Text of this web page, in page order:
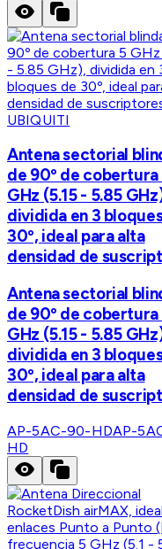
UBIQUITI
Antena sectorial
de 90º de cobertura
GHz (5.15 - 5.85
dividida en 3
30º, ideal para alta
densidad de
Antena sectorial
de 90º de cobertura
GHz (5.15 - 5.85
dividida en 3
30º, ideal para alta
densidad de
AP-5AC-90-HDAP-
HD